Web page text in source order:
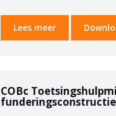
Lees meer
COBc